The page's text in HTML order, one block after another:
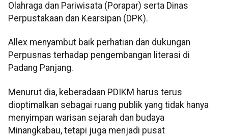
Olahraga dan Pariwisata (Porapar) serta Dinas
Perpustakaan dan Kearsipan (DPK).
Allex menyambut baik perhatian dan dukungan
Perpusnas terhadap pengembangan literasi di
Padang Panjang.
Menurut dia, keberadaan PDIKM harus terus
dioptimalkan sebagai ruang publik yang tidak hanya
menyimpan warisan sejarah dan budaya
Minangkabau, tetapi juga menjadi pusat